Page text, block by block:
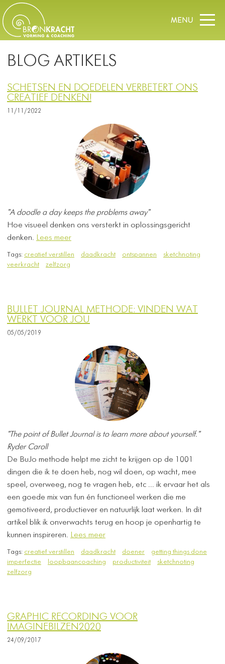
BLOG ARTIKELS
SCHETSEN EN DOEDELEN VERBETERT ONS
CREATIEF DENKEN!
11/11/2022
"A doodle a day keeps the problems away"
Hoe visueel denken ons versterkt in oplossingsgericht
denken. Lees meer
Tags: creatief verstillen daadkracht ontspannen
sketchnoting
veerkracht
zelfzorg
BULLET JOURNAL METHODE: VINDEN WAT
WERKT VOOR JOU
05/05/2019
"The point of Bullet Journal is to learn more about yourself."
Ryder Caroll
De BuJo methode helpt me zicht te krijgen op de 1001
dingen die ik te doen heb, nog wil doen, op wacht, mee
speel, overweeg, nog te vragen heb, etc ... ik ervaar het als
een goede mix van fun én functioneel werken die me
gemotiveerd, productiever en natuurlijk laat werken. In dit
artikel blik ik onverwachts terug en hoop je openhartig te
kunnen inspireren. Lees meer
Tags: creatief verstillen daadkracht doener
getting things done
imperfectie
loopbaancoaching productiviteit
sketchnoting
zelfzorg
GRAPHIC RECORDING VOOR
IMAGINEBILZEN2020
24/09/2017